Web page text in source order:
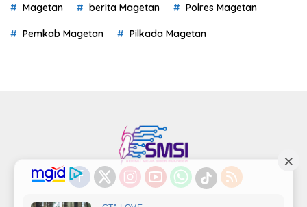
Magetan berita Magetan Polres Magetan
Pemkab Magetan Pilkada Magetan